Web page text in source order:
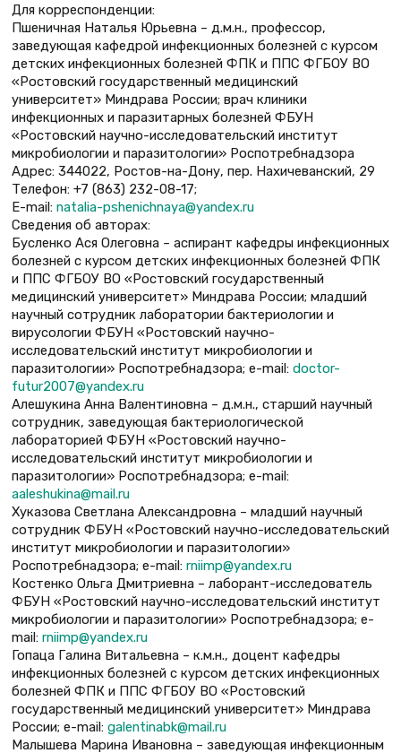
Для корреспонденции:
Пшеничная Наталья Юрьевна – д.м.н., профессор,
заведующая кафедрой инфекционных болезней с курсом
детских инфекционных болезней ФПК и ППС ФГБОУ ВО
«Ростовский государственный медицинский
университет» Миндрава России; врач клиники
инфекционных и паразитарных болезней ФБУН
«Ростовский научно-исследовательский институт
микробиологии и паразитологии» Роспотребнадзора
Адрес: 344022, Ростов-на-Дону, пер. Нахичеванский, 29
Телефон: +7 (863) 232-08-17;
E-mail: natalia-pshenichnaya@yandex.ru
Сведения об авторах:
Бусленко Ася Олеговна – аспирант кафедры инфекционных
болезней с курсом детских инфекционных болезней ФПК
и ППС ФГБОУ ВО «Ростовский государственный
медицинский университет» Миндрава России; младший
научный сотрудник лаборатории бактериологии и
вирусологии ФБУН «Ростовский научно-
исследовательский институт микробиологии и
паразитологии» Роспотребнадзора; e-mail: doctor-
futur2007@yandex.ru
Алешукина Анна Валентиновна – д.м.н., старший научный
сотрудник, заведующая бактериологической
лабораторией ФБУН «Ростовский научно-
исследовательский институт микробиологии и
паразитологии» Роспотребнадзора; e-mail:
aaleshukina@mail.ru
Хуказова Светлана Александровна – младший научный
сотрудник ФБУН «Ростовский научно-исследовательский
институт микробиологии и паразитологии»
Роспотребнадзора; e-mail: rniimp@yandex.ru
Костенко Ольга Дмитриевна – лаборант-исследователь
ФБУН «Ростовский научно-исследовательский институт
микробиологии и паразитологии» Роспотребнадзора; e-
mail: rniimp@yandex.ru
Гопаца Галина Витальевна – к.м.н., доцент кафедры
инфекционных болезней с курсом детских инфекционных
болезней ФПК и ППС ФГБОУ ВО «Ростовский
государственный медицинский университет» Миндрава
России; e-mail: galentinabk@mail.ru
Малышева Марина Ивановна – заведующая инфекционным